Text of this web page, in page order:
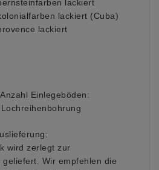
lackiert
lackiert (Cuba)
lackiert
Einlegeböden:
wird zerlegt zur
geliefert. Wir empfehlen die